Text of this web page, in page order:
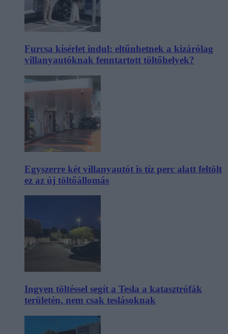
Furcsa kísérlet indul: eltűnhetnek a kizárólag
villanyautóknak fenntartott töltőhelyek?
Egyszerre két villanyautót is tíz perc alatt feltölt
ez az új töltőállomás
Ingyen töltéssel segít a Tesla a katasztrófák
területén, nem csak teslásoknak